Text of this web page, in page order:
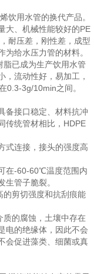
饮用水管的换代产品。
大、机械性能较好的PE
耐压差，刚性差，成型
给水压力管的材料。
脂已成为生产饮用水管
，流动性好，易加工，
0.3-3g/10min之间。
备接口稳定、材料抗冲
传统管材相比，HDPE
式连接，接头的强度高
在-60-60℃温度范围内
生管子脆裂。
的剪切强度和抗刮痕能
的腐蚀，土壤中存在
电的绝缘体，因此不会
会促进藻类、细菌或真